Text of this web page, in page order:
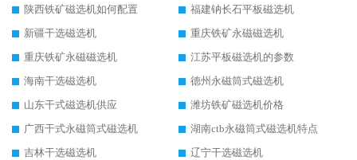
陕西铁矿磁选机如何配置
福建钠长石平板磁选机
新疆干选磁选机
重庆铁矿永磁磁选机
重庆铁矿永磁磁选机
江苏平板磁选机的参数
海南干选磁选机
德州永磁筒式磁选机
山东干式磁选机供应
潍坊铁矿磁选机价格
广西干式永磁筒式磁选机
湖南ctb永磁筒式磁选机特点
吉林干选磁选机
辽宁干选磁选机